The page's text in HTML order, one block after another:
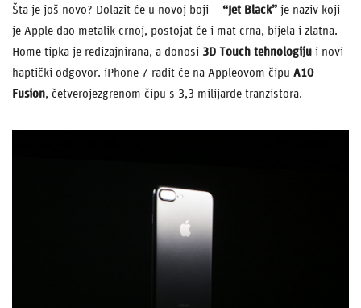
Šta je još novo? Dolazit će u novoj boji – “Jet Black” je naziv koji
je Apple dao metalik crnoj, postojat će i mat crna, bijela i zlatna.
Home tipka je redizajnirana, a donosi 3D Touch tehnologiju i novi
haptički odgovor. iPhone 7 radit će na Appleovom čipu A10
Fusion, četverojezgrenom čipu s 3,3 milijarde tranzistora.